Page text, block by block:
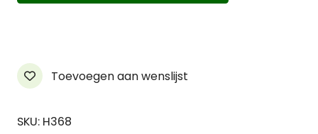
Toevoegen aan wenslijst
SKU: H368